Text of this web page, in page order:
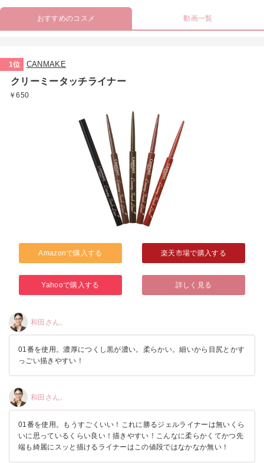
おすすめのコスメ 動画一覧
1位 CANMAKE
クリーミータッチライナー
￥650
Amazonで購入する 楽天市場で購入する
Yahooで購入する 詳しく見る
和田さん。
01番を使用。濃厚につくし黒が濃い。柔らかい。細いから目尻とかす
っごい描きやすい！
和田さん。
01番を使用。もうすごくいい！これに勝るジェルライナーは無いくら
いに思っているくらい良い！描きやすい！こんなに柔らかくてかつ先
端も綺麗にスッと描けるライナーはこの値段ではなかなか無い！